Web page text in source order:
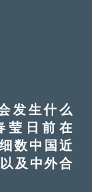
生什么
莹日前在
数中国近
及中外合